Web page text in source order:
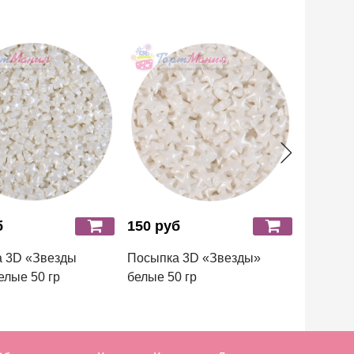
3D «Звезды
50 гр
150 руб
Посыпка 3D «Звезды»
белые 50 гр